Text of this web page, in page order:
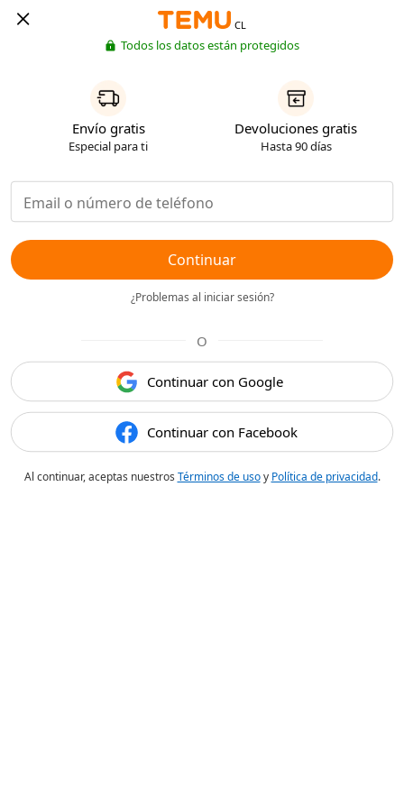
CL
Todos los datos están protegidos
Envío gratis
Especial para ti
Devoluciones gratis
Hasta 90 días
Continuar
¿Problemas al iniciar sesión?
O
Continuar con Google
Continuar con Facebook
Al continuar, aceptas nuestros Términos de usoy Política de privacidad.